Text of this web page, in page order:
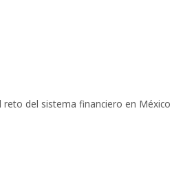
del sistema financiero en México